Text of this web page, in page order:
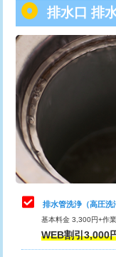
用（追加）/3ｍ超え)
給水管工事※（ライ
管・ポリ管・HT管
給水管工事※（ライ
管・ポリ管・HT管使
排水管工事（土の掘
業）
排水管工事（排水
排水管工事（追加
え）
マス交換（土の掘
トーラー機使用/3m
追加トーラー機使用
カメラ調査
桝清掃
止水・漏水調査・防
理・調整・分解・加
止水・漏水調査・
理・調整・分解・加
止水・漏水調査・
理・調整・分解・
排水口 排
排水管洗浄（高圧洗
基本料金 3,300円+作
WEB割引3,000